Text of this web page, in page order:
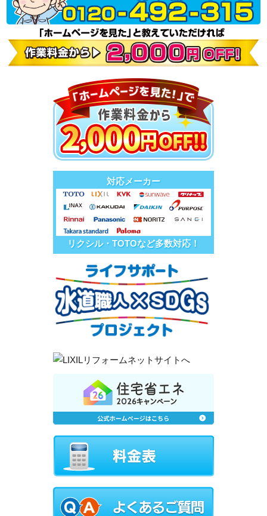
対応メーカー
リクシル・TOTOなど多数対応！